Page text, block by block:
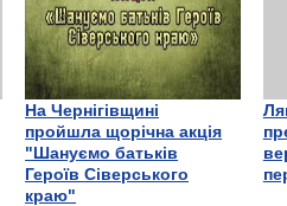
На Чернігівщині
пройшла щорічна акція
"Шануємо батьків
Героїв Сіверського
краю"